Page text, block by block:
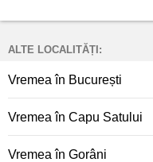
ALTE LOCALITĂȚI:
Vremea în București
Vremea în Capu Satului
Vremea în Gorâni